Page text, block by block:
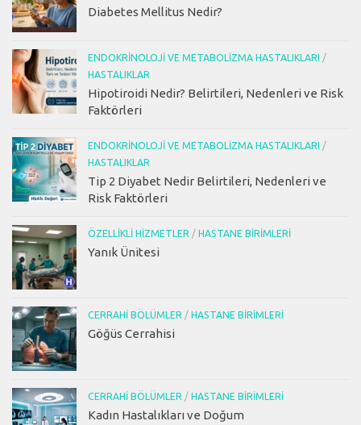
Diabetes Mellitus Nedir?
ENDOKRINOLOJI VE METABOLIZMA HASTALIKLARI
/
HASTALIKLAR
Hipotiroidi Nedir? Belirtileri, Nedenleri ve Risk
Faktörleri
ENDOKRINOLOJI VE METABOLIZMA HASTALIKLARI
/
HASTALIKLAR
Tip 2 Diyabet Nedir Belirtileri, Nedenleri ve
Risk Faktörleri
ÖZELLIKLI HIZMETLER / HASTANE BIRIMLERI
Yanık Ünitesi
CERRAHI BÖLÜMLER / HASTANE BIRIMLERI
Göğüs Cerrahisi
CERRAHI BÖLÜMLER / HASTANE BIRIMLERI
Kadın Hastalıkları ve Doğum